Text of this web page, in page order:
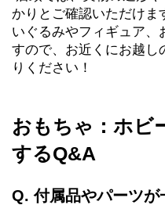
かりとご確認いただけま
いぐるみやフィギュア、
すので、お近くにお越し
りください！
おもちゃ：ホビ
するQ&A
Q. 付属品やパーツが